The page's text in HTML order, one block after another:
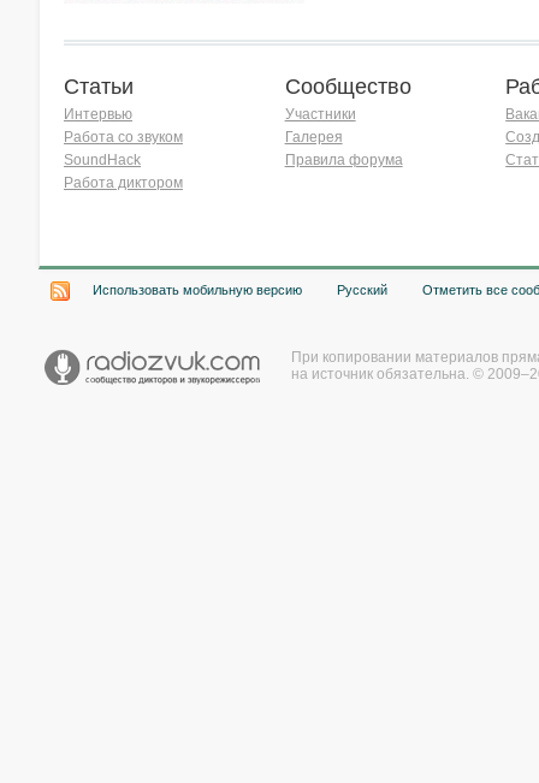
Статьи
Интервью
Работа со звуком
SoundHack
Работа диктором
Сообщество
Участники
Галерея
Правила форума
Использовать мобильную версию Русский Отметить все
При копировании материалов
на источник обязательна. ©